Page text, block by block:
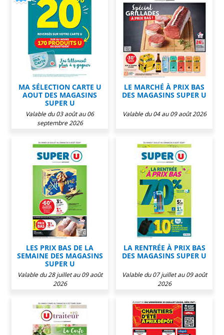
MA SÉLECTION CARTE U
AOUT DES MAGASINS
SUPER U
Valable du 03 août au 06
septembre 2026
LE MARCHÉ À PRIX BAS
DES MAGASINS SUPER U
Valable du 04 au 09 août 2026
LES PRIX BAS DE LA
SEMAINE DES MAGASINS
SUPER U
Valable du 28 juillet au 09 août
2026
LA RENTRÉE À PRIX BAS
DES MAGASINS SUPER U
Valable du 07 juillet au 09 août
2026